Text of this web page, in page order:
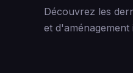
Découvrez les
et d'aménagement